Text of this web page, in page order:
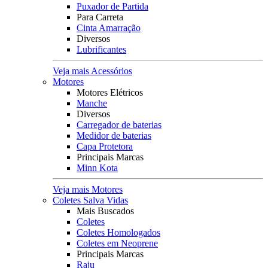
Puxador de Partida
Para Carreta
Cinta Amarração
Diversos
Lubrificantes
Veja mais Acessórios
Motores
Motores Elétricos
Manche
Diversos
Carregador de baterias
Medidor de baterias
Capa Protetora
Principais Marcas
Minn Kota
Veja mais Motores
Coletes Salva Vidas
Mais Buscados
Coletes
Coletes Homologados
Coletes em Neoprene
Principais Marcas
Raju